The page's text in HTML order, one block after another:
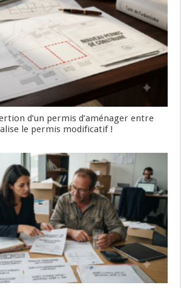
d’un permis d’aménager entre
le permis modificatif !